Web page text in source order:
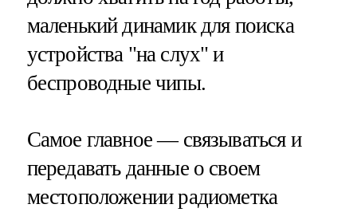
маленький динамик для поиска
устройства "на слух" и
беспроводные чипы.
Самое главное — связываться и
передавать данные о своем
местоположении радиометка